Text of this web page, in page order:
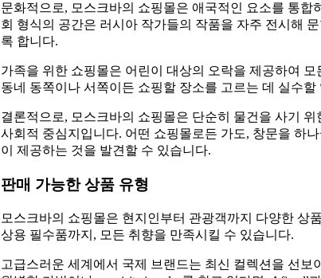
문화적으로, 모스크바의 쇼핑몰은 애국적인 요소를 통
회 형식의 공간은 러시아 작가들의 작품을 자주 전시해
록 합니다.
가족을 위한 쇼핑몰은 어린이 대상의 오락을 제공하여
동네 동쪽이나 서쪽이든 쇼핑할 장소를 고르는 데 실수할
결론적으로, 모스크바의 쇼핑몰은 단순히 물건을 사기
사회적 중심지입니다. 어떤 쇼핑몰로든 가도, 창문을 하
이 제공하는 것을 발견할 수 있습니다.
판매 가능한 상품 유형
모스크바의 쇼핑몰은 현지인부터 관광객까지 다양한 상
상용 필수품까지, 모든 취향을 만족시킬 수 있습니다.
고급스러운 세계에서 국제 브랜드는 최신 컬렉션을 선